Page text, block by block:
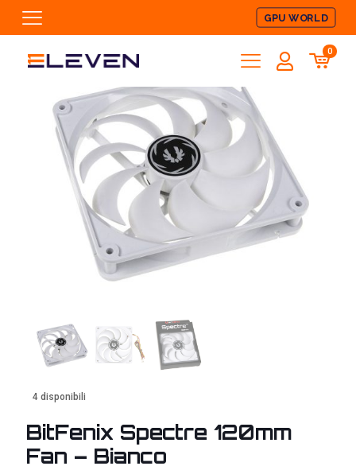
GPU WORLD
0
4 disponibili
BitFenix Spectre 120mm
Fan – Bianco